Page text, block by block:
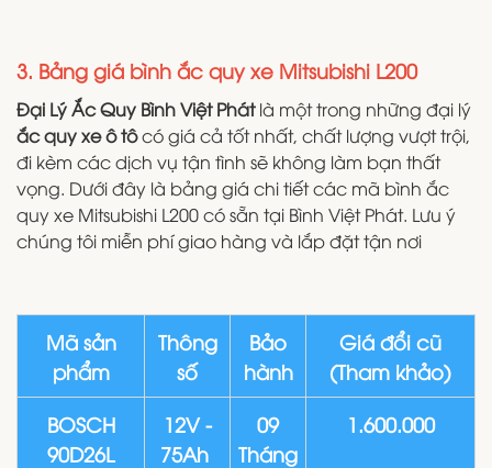
3. Bảng giá bình ắc quy xe Mitsubishi L200
Đại Lý Ắc Quy Bình Việt Phátlà một trong những đại lý
ắc quy xe ô tôcó giá cả tốt nhất, chất lượng vượt trội,
đi kèm các dịch vụ tận tình sẽ không làm bạn thất
vọng. Dưới đây là bảng giá chi tiết các mã bình ắc
quy xe Mitsubishi L200 có sẵn tại Bình Việt Phát. Lưu ý
chúng tôi miễn phí giao hàng và lắp đặt tận nơi
Mã sản
phẩm
Thông
số
Bảo
hành
Giá đổi cũ
(Tham khảo)
BOSCH
90D26L
12V -
75Ah
09
Tháng
1.600.000